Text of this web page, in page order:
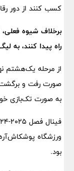
کسب کنند از دور
برخلاف شیوه
راه پیدا کنند، به
از مرحله یک‌هشتم
صورت رفت و برگشت
به صورت تک‌بازی
بود.